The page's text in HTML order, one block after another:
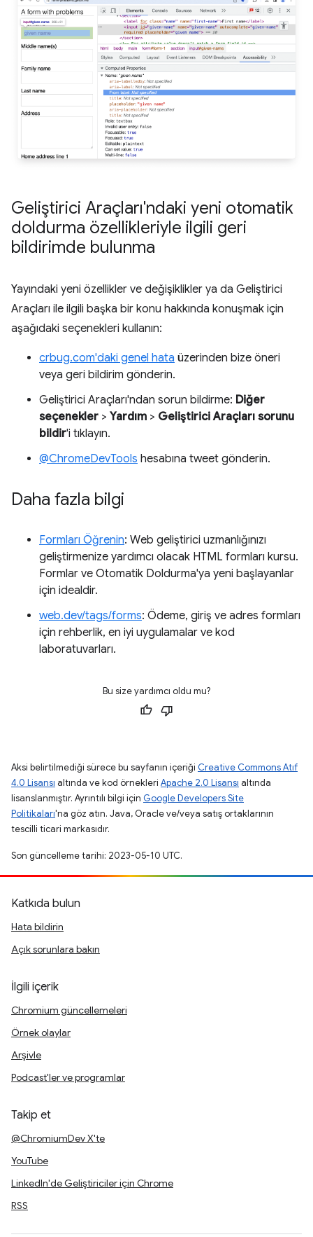
Geliştirici Araçları'ndaki yeni otomatik
doldurma özellikleriyle ilgili geri
bildirimde bulunma
Yayındaki yeni özellikler ve değişiklikler ya da Geliştirici
Araçları ile ilgili başka bir konu hakkında konuşmak için
aşağıdaki seçenekleri kullanın:
crbug.com'daki genel hata üzerinden bize öneri
veya geri bildirim gönderin.
Geliştirici Araçları'ndan sorun bildirme: Diğer
seçenekler > Yardım > Geliştirici Araçları sorunu
bildir'i tıklayın.
@ChromeDevTools hesabına tweet gönderin.
Daha fazla bilgi
Formları Öğrenin: Web geliştirici uzmanlığınızı
geliştirmenize yardımcı olacak HTML formları kursu.
Formlar ve Otomatik Doldurma'ya yeni başlayanlar
için idealdir.
web.dev/tags/forms: Ödeme, giriş ve adres formları
için rehberlik, en iyi uygulamalar ve kod
laboratuvarları.
Bu size yardımcı oldu mu?
Aksi belirtilmediği sürece bu sayfanın içeriği Creative Commons Atıf
4.0 Lisansı altında ve kod örnekleri Apache 2.0 Lisansı altında
lisanslanmıştır. Ayrıntılı bilgi için Google Developers Site
Politikaları'na göz atın. Java, Oracle ve/veya satış ortaklarının
tescilli ticari markasıdır.
Son güncelleme tarihi: 2023-05-10 UTC.
Katkıda bulun
Hata bildirin
Açık sorunlara bakın
İlgili içerik
Chromium güncellemeleri
Örnek olaylar
Arşivle
Podcast'ler ve programlar
Takip et
@ChromiumDev X'te
YouTube
LinkedIn'de Geliştiriciler için Chrome
RSS